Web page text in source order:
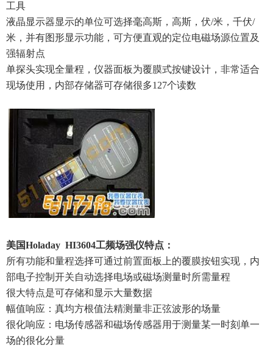
工具
液晶显示器显示的单位可选择毫高斯，高斯，伏/米，千伏/
米，并有图形显示功能，可方便直观的定位电磁场源位置及
强辐射点
单探头实现全量程，仪器面板为覆膜式按键设计，非常适合
现场使用，内部存储器可存储很多127个读数
美国Holaday HI3604工频场强仪特点：
所有功能和量程选择可通过前置面板上的覆膜按钮实现，内
部电子控制开关自动选择电场或磁场测量时所需量程
很大特点是可存储和显示大量数据
幅值响应：真均方根值法精测量非正弦波形的场量
很化响应：电场传感器和磁场传感器用于测量某一时刻单一
场的很化分量